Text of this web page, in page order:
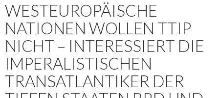
WESTEUROPÄISCHE
NATIONEN WOLLEN TTIP
NICHT – INTERESSIERT DIE
IMPERALISTISCHEN
TRANSATLANTIKER DER